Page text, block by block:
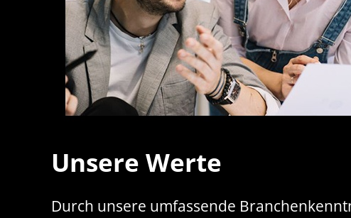
Unsere Werte
Durch unsere umfassende